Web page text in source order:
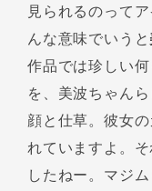
見られるのって
んな意味でいうと
作品では珍しい
を、美波ちゃん
顔と仕草。彼女
れていますよ。そ
したねー。マジ